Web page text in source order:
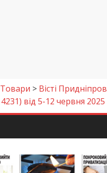
Товари > Вісті
4231) від 5-12 червня